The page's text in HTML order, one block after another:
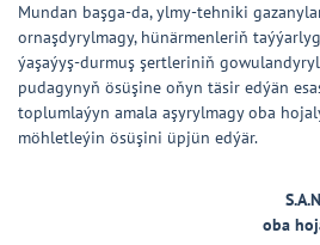
Mundan başga-da, ylmy-tehniki
ornaşdyrylmagy, hünärmenleriň
ýaşaýyş-durmuş şertleriniň
pudagynyň ösüşine oňyn täsir edýän
toplumlaýyn amala aşyrylmagy oba
möhletleýin ösüşini üpjün edýär.
oba